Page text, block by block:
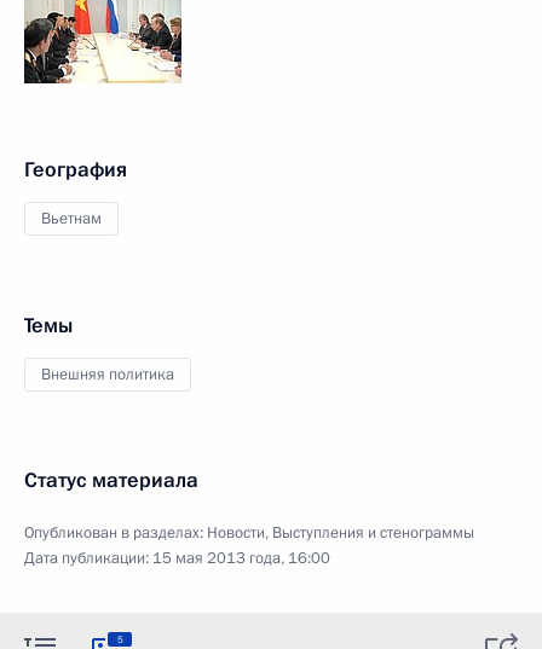
География
Вьетнам
Темы
Внешняя политика
Статус материала
Опубликован в разделах: Новости, Выступления и стенограммы
Дата публикации: 15 мая 2013 года, 16:00
5